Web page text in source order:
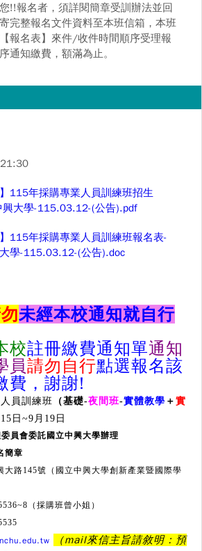
!!報名者，須詳閱簡章受訓辦法並回
完整報名文件資料至本班信箱，本班
報名表】來件/收件時間順序受理報
通知繳費，額滿為止。
】115年採購專業人員訓練班招生
興大學-115.03.12-(公告).pdf
】115年採購專業人員訓練班報名表-
學-115.03.12-(公告).doc
未經本校通知就自行
校註冊繳費通知單通知
員請勿自行點選報名該
費，謝謝!
員訓練班 （基礎-夜間班-實體教學 ＋ 實
日~9月19日
員會委託國立中興大學辦理
簡章
大路145號（國立中興大學創新產業暨國際學
（採購班曾小姐）
（mail來信主旨請敘明：預